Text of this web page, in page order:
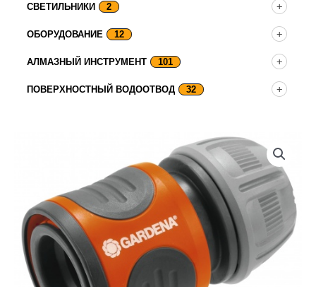
СВЕТИЛЬНИКИ 2
ОБОРУДОВАНИЕ 12
АЛМАЗНЫЙ ИНСТРУМЕНТ 101
ПОВЕРХНОСТНЫЙ ВОДООТВОД 32